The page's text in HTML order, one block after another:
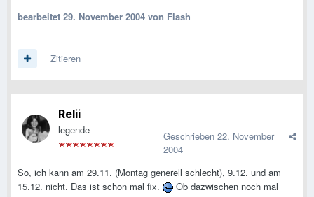
bearbeitet 29. November 2004 von Flash
Zitieren
Relii
legende Geschrieben 22. November
2004
So, ich kann am 29.11. (Montag generell schlecht), 9.12. und am
15.12. nicht. Das ist schon mal fix.
Ob dazwischen noch mal